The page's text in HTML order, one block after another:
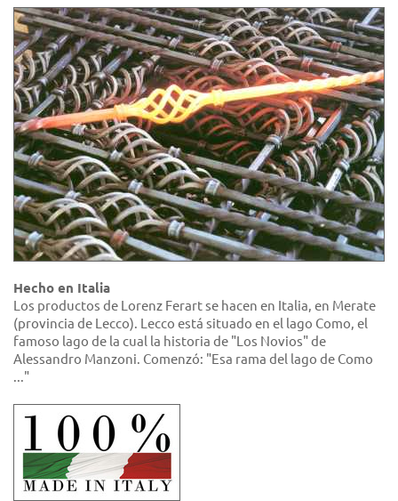
Hecho en Italia
Los productos de Lorenz Ferart se hacen en Italia, en Merate
(provincia de Lecco). Lecco está situado en el lago Como, el
famoso lago de la cual la historia de "Los Novios" de
Alessandro Manzoni. Comenzó: "Esa rama del lago de Como
..."